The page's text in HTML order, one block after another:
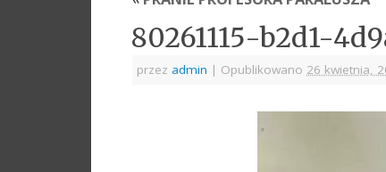
80261115-b2d1-
przez admin | Opublikowano 26 kwietnia,